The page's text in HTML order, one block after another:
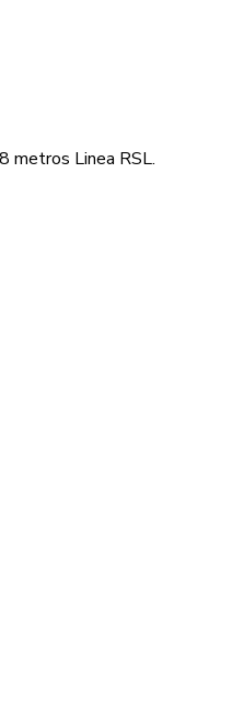
metros Linea RSL.